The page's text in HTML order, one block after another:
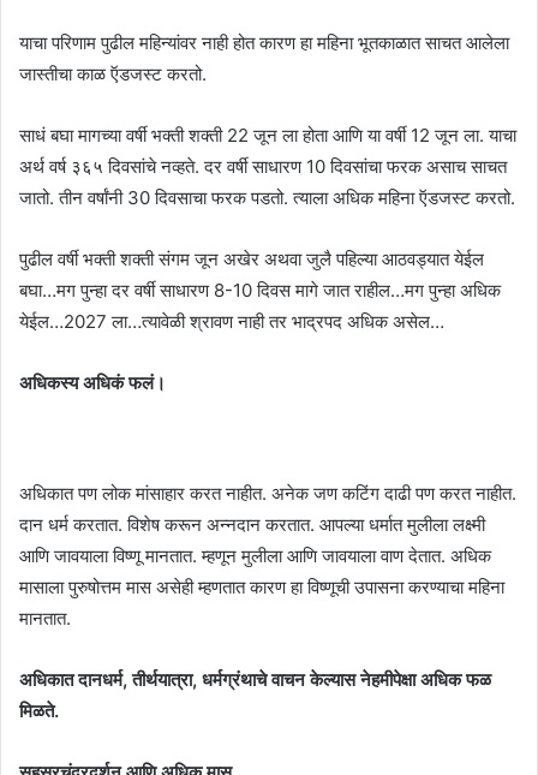
याचा परिणाम पुढील महिन्यांवर नाही होत कारण हा महिना भूतकाळात साचत आलेला
जास्तीचा काळ ऍडजस्ट करतो.
साधं बघा मागच्या वर्षी भक्ती शक्ती 22 जून ला होता आणि या वर्षी 12 जून ला. याचा
अर्थ वर्ष ३६५ दिवसांचे नव्हते. दर वर्षी साधारण 10 दिवसांचा फरक असाच साचत
जातो. तीन वर्षांनी 30 दिवसाचा फरक पडतो. त्याला अधिक महिना ऍडजस्ट करतो.
पुढील वर्षी भक्ती शक्ती संगम जून अखेर अथवा जुलै पहिल्या आठवड्यात येईल
बघा…मग पुन्हा दर वर्षी साधारण 8-10 दिवस मागे जात राहील…मग पुन्हा अधिक
येईल…2027 ला…त्यावेळी श्रावण नाही तर भाद्रपद अधिक असेल…
अधिकस्य अधिकं फलं।
अधिकात पण लोक मांसाहार करत नाहीत. अनेक जण कटिंग दाढी पण करत नाहीत.
दान धर्म करतात. विशेष करून अन्नदान करतात. आपल्या धर्मात मुलीला लक्ष्मी
आणि जावयाला विष्णू मानतात. म्हणून मुलीला आणि जावयाला वाण देतात. अधिक
मासाला पुरुषोत्तम मास असेही म्हणतात कारण हा विष्णूची उपासना करण्याचा महिना
मानतात.
अधिकात दानधर्म, तीर्थयात्रा, धर्मग्रंथाचे वाचन केल्यास नेहमीपेक्षा अधिक फळ
मिळते.